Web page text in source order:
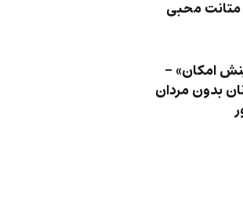
محبی
امکان» –
بدون مردان